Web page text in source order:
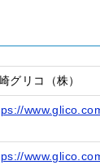
グリコ（株）